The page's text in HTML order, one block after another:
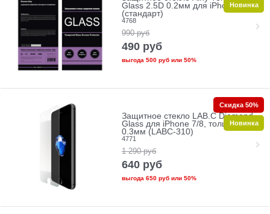
Glass 2.5D 0.2мм для iPhone 7/8
(стандарт)
4768
990 руб
490 руб
выгода 500 рубили 50%
Новинка
Защитное стекло LAB.C Diamond
Glass для iPhone 7/8, толщина
0.3мм (LABC-310)
4771
1 290 руб
640 руб
выгода 650 рубили 50%
Скидка 50%
Новинка